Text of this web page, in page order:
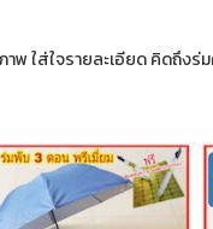
พ ใส่ใจรายละเอียด คิดถึง